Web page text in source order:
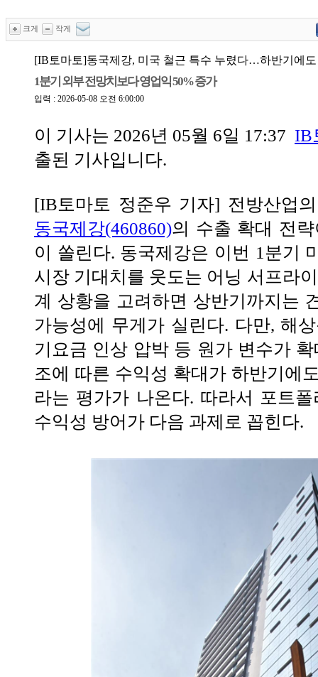
크게 작게
[IB토마토]동국제강, 미국 철근 특수 누렸다…하반기에
1분기 외부 전망치보다 영업익 50% 증가
입력 : 2026-05-08 오전 6:00:00
이 기사는 2026년 05월 6일 17:37 IB
출된 기사입니다.
[IB토마토 정준우 기자] 전방산업
동국제강(460860)의 수출 확대 전
이 쏠린다. 동국제강은 이번 1분기
시장 기대치를 웃도는 어닝 서프라
계 상황을 고려하면 상반기까지는
가능성에 무게가 실린다. 다만, 해
기요금 인상 압박 등 원가 변수가
조에 따른 수익성 확대가 하반기에
라는 평가가 나온다. 따라서 포트
수익성 방어가 다음 과제로 꼽힌다.